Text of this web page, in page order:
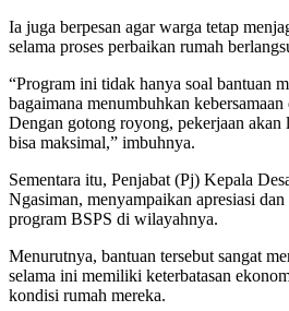
Ia juga berpesan agar warga tetap
selama proses perbaikan rumah
“Program ini tidak hanya soal bantuan
bagaimana menumbuhkan
Dengan gotong royong, pekerjaan akan
bisa maksimal,” imbuhnya.
Sementara itu, Penjabat (Pj) Kepala
Ngasiman, menyampaikan apresiasi
program BSPS di wilayahnya.
Menurutnya, bantuan tersebut sangat
selama ini memiliki keterbatasan
kondisi rumah mereka.